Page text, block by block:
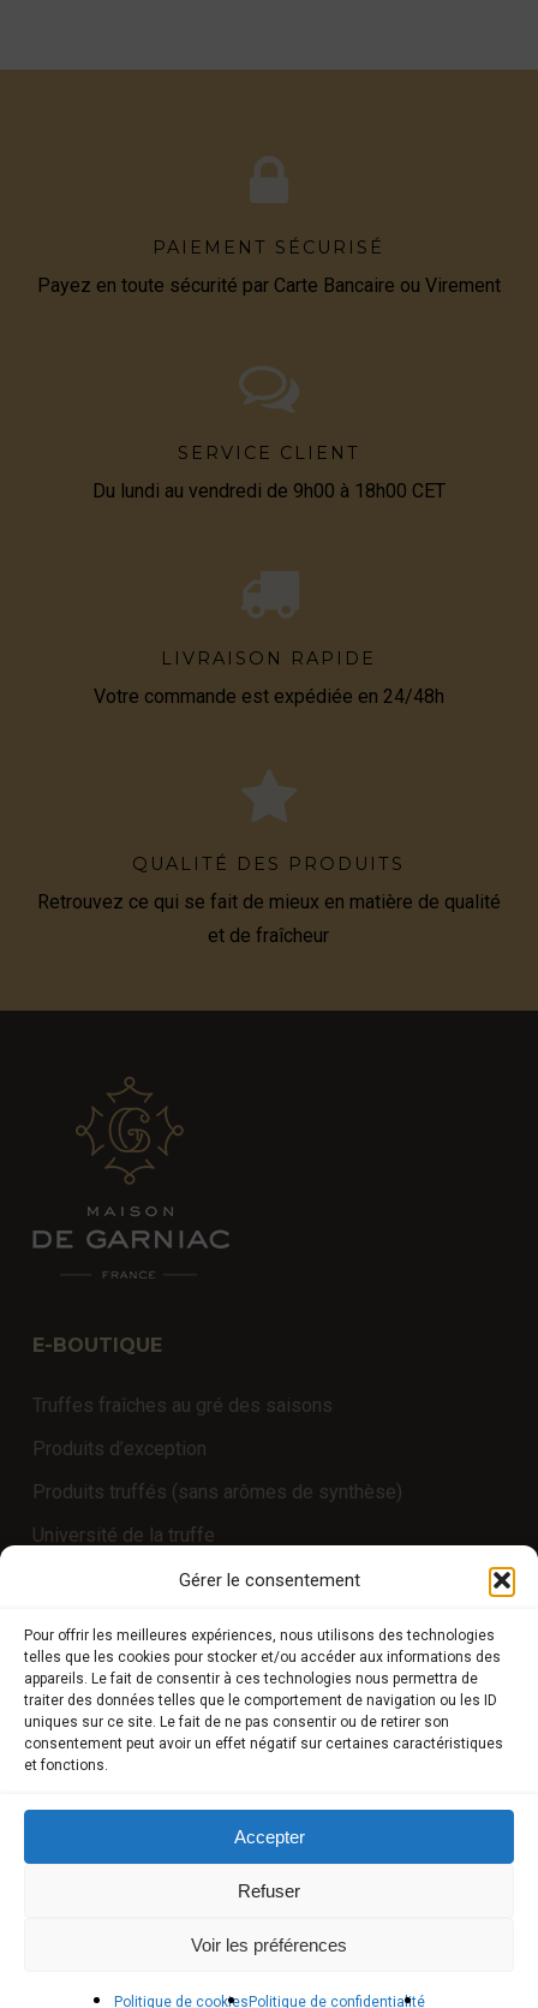
Gérer le consentement
Pour offrir les meilleures expériences, nous utilisons des technologies
telles que les cookies pour stocker et/ou accéder aux informations des
appareils. Le fait de consentir à ces technologies nous permettra de
traiter des données telles que le comportement de navigation ou les ID
uniques sur ce site. Le fait de ne pas consentir ou de retirer son
consentement peut avoir un effet négatif sur certaines caractéristiques
et fonctions.
Accepter
Refuser
Voir les préférences
Politique de cookies Politique de confidentialité
PAIEMENT SÉCURISÉ
Payez en toute sécurité par Carte Bancaire ou Virement
SERVICE CLIENT
Du lundi au vendredi de 9h00 à 18h00 CET
LIVRAISON RAPIDE
Votre commande est expédiée en 24/48h
QUALITÉ DES PRODUITS
Retrouvez ce qui se fait de mieux en matière de qualité
et de fraîcheur
E-BOUTIQUE
Truffes fraîches au gré des saisons
Produits d’exception
Produits truffés (sans arômes de synthèse)
Université de la truffe
COMPTE CLIENT
Boutique
Mon compte
Modes de paiement
Conditions générales de vente